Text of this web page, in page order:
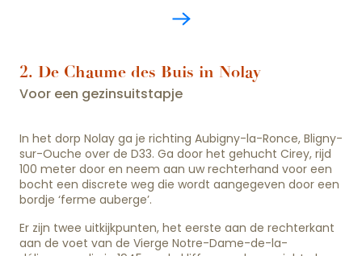
2. De Chaume des Buis in Nolay
Voor een gezinsuitstapje
In het dorp Nolay ga je richting Aubigny-la-Ronce, Bligny-
sur-Ouche over de D33. Ga door het gehucht Cirey, rijd
100 meter door en neem aan uw rechterhand voor een
bocht een discrete weg die wordt aangegeven door een
bordje ‘ferme auberge’.
Er zijn twee uitkijkpunten, het eerste aan de rechterkant
aan de voet van de Vierge Notre-Dame-de-la-